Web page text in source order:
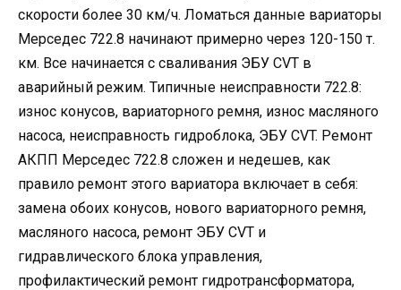
скорости более 30 км/ч. Ломаться данные вариаторы
Мерседес 722.8 начинают примерно через 120-150 т.
км. Все начинается с сваливания ЭБУ CVT в
аварийный режим. Типичные неисправности 722.8:
износ конусов, вариаторного ремня, износ масляного
насоса, неисправность гидроблока, ЭБУ CVT. Ремонт
АКПП Мерседес 722.8 сложен и недешев, как
правило ремонт этого вариатора включает в себя:
замена обоих конусов, нового вариаторного ремня,
масляного насоса, ремонт ЭБУ CVT и
гидравлического блока управления,
профилактический ремонт гидротрансформатора,